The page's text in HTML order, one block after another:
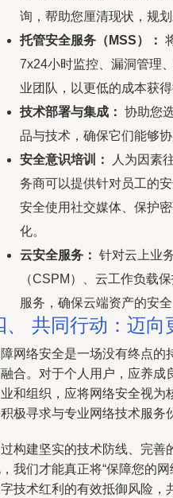
询，帮助您厘清现状，规划
托管安全服务（MSS）：
7x24小时监控、漏洞管理
业团队，以更低的成本获
技术部署与集成： 协助您
品与技术，确保它们能够
安全意识培训：
人为因素
务商可以提供针对员工的
安全使用社交媒体、保护
化。
云安全服务： 针对云上业
（CSPM）、云工作负载
服务，确保云端资产的安全
、 共同行动：迈向
网络安全是一场没有终点的
合。对于个人用户，应养成
和组织，应将网络安全视为
极寻求与专业网络技术服务
构建坚实的技术防线、完善
我们才能真正将“保障您的
技术红利的有效抵御风险，